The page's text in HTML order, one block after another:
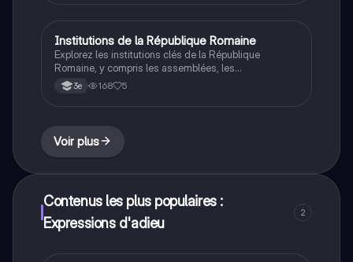
Latin
Institutions de la République Romaine
Explorez les institutions clés de la République
Romaine, y compris les assemblées, les
magistratures, les tribuns de la Plèbe et le Sénat. Ce
résumé met en lumière le fonctionnement du pouvoir
étudiants en histoire et sciences politiques.
3e 168 5
Voir plus
Contenus les plus populaires :
Expressions d'adieu
2